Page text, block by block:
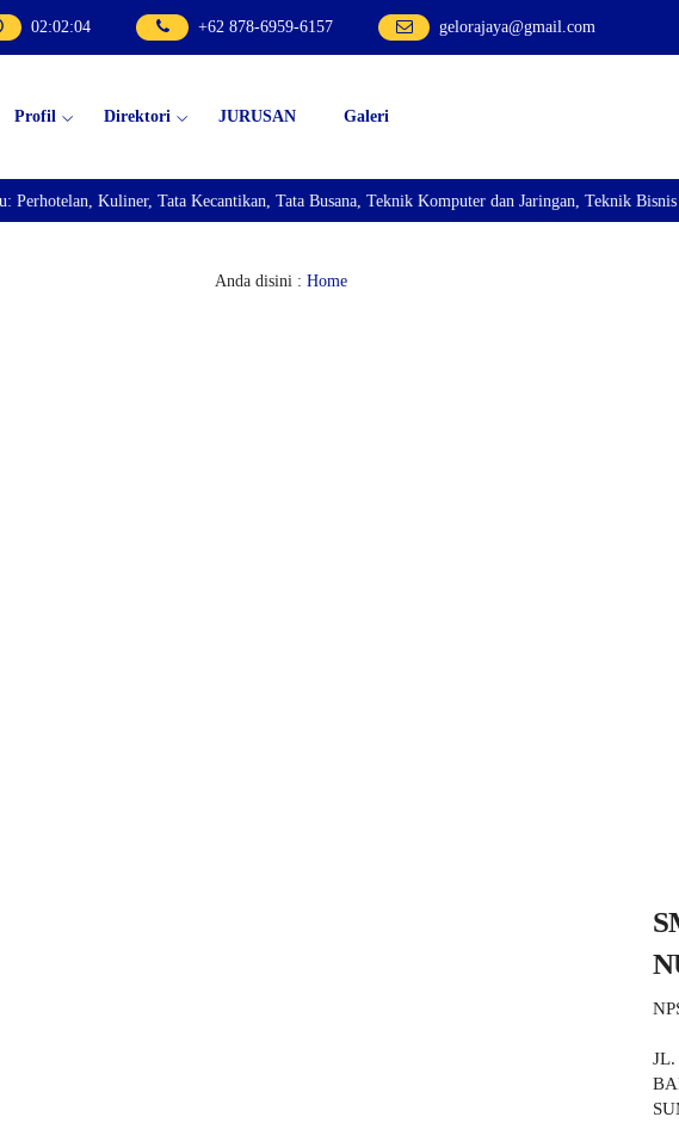
02:02:05 +62 878-6959-6157 gelorajaya@gmail.com
Profil Direktori JURUSAN Galeri
Kuliner, Tata Kecantikan, Tata Busana, Teknik Komputer dan Jaringan, Teknik Bisnis
Anda disini : Home